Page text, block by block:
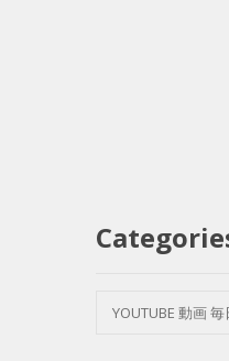
YOUTUBE 動画 毎